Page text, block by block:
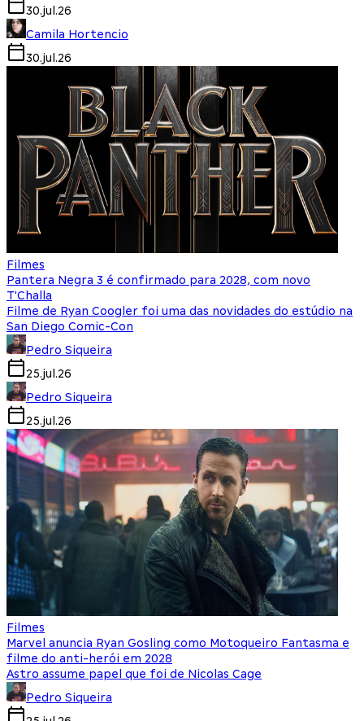
30.jul.26
Camila Hortencio
30.jul.26
Filmes
Pantera Negra 3 é confirmado para 2028, com novo
T'Challa
Filme de Ryan Coogler foi uma das novidades do estúdio na
San Diego Comic-Con
Pedro Siqueira
25.jul.26
Pedro Siqueira
25.jul.26
Filmes
Marvel anuncia Ryan Gosling como Motoqueiro Fantasma e
filme do anti-herói em 2028
Astro assume papel que foi de Nicolas Cage
Pedro Siqueira